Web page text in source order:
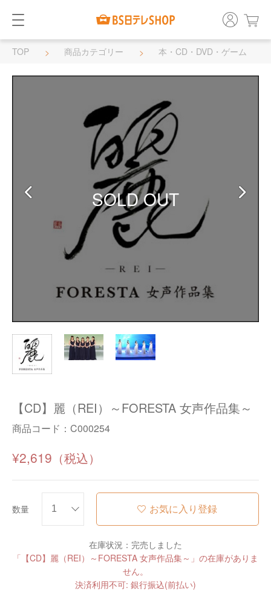
TOP 商品カテゴリー
本・CD・DVD・ゲーム
ＣＤ
SOLD OUT
【CD】麗（REI）～FORESTA 女声作品集～
商品コード： C000254
¥2,619
数量 お気に入り登録
在庫状況：完売しました
「【CD】麗（REI）～FORESTA 女声作品集～」の在庫がありま
せん。
決済利用不可: 銀行振込(前払い)